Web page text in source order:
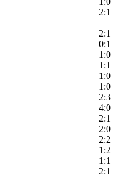
2:1
2:1
0:1
1:0
1:1
1:0
1:0
2:3
4:0
2:1
2:0
2:2
1:2
1:1
2:1